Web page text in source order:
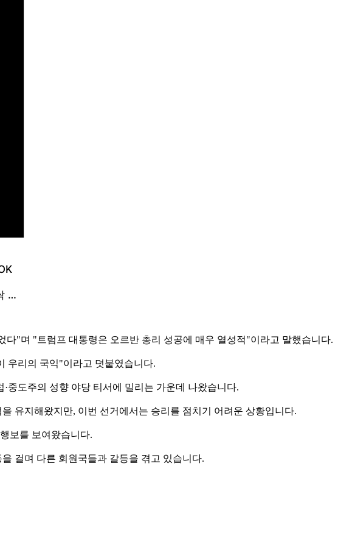
"며 "트럼프 대통령은 오르반 총리 성공에 매우 열성적"이라고 말했습니다.
우리의 국익"이라고 덧붙였습니다.
중도주의 성향 야당 티서에 밀리는 가운데 나왔습니다.
유지해왔지만, 이번 선거에서는 승리를 점치기 어려운 상황입니다.
보를 보여왔습니다.
걸며 다른 회원국들과 갈등을 겪고 있습니다.